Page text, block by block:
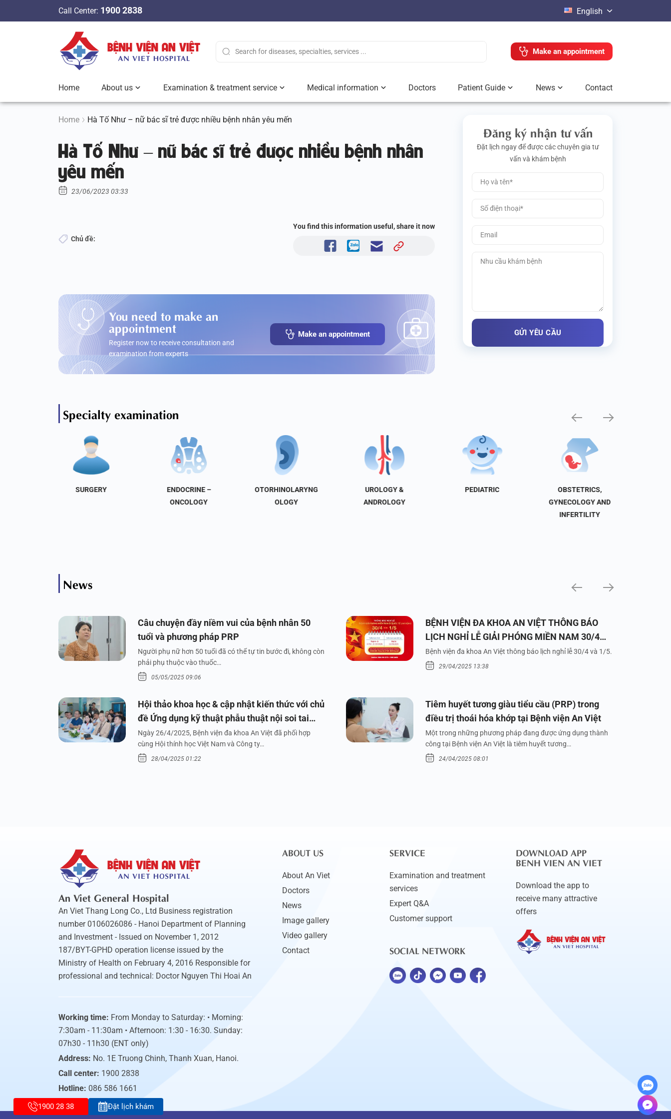
n
Call Center: 1900 2838 English
Make an appointment
Home About us Examination & treatment service Medical information Doctors Patient Guide News Contact
Home Hà Tố Như – nữ bác sĩ trẻ được nhiều bệnh nhân yêu mến
Hà Tố Như – nữ bác sĩ trẻ được nhiều bệnh nhân
yêu mến
23/06/2023 03:33
Chủ đề:
You find this information useful, share it now
You need to make an
appointment
Register now to receive consultation and
examination from experts
Make an appointment
Đăng ký nhận tư vấn
Đặt lịch ngay để được các chuyên gia tư
vấn và khám bệnh
Specialty examination
SURGERY
ENDOCRINE –
ONCOLOGY
OTORHINOLARYNG
OLOGY
UROLOGY &
ANDROLOGY
PEDIATRIC
OBSTETRICS,
GYNECOLOGY AND
INFERTILITY
News
Câu chuyện đầy niềm vui của bệnh nhân 50
tuổi và phương pháp PRP
Người phụ nữ hơn 50 tuổi đã có thể tự tin bước đi, không còn
phải phụ thuộc vào thuốc…
05/05/2025 09:06
BỆNH VIỆN ĐA KHOA AN VIỆT THÔNG BÁO
LỊCH NGHỈ LỄ GIẢI PHÓNG MIỀN NAM 30/4
VÀ QUỐC TẾ LAO ĐỘNG 1/5/2025
Bệnh viện đa khoa An Việt thông báo lịch nghỉ lễ 30/4 và 1/5.
29/04/2025 13:38
Hội thảo khoa học & cập nhật kiến thức với chủ
đề Ứng dụng kỹ thuật phẫu thuật nội soi tai
dưới nước
Ngày 26/4/2025, Bệnh viện đa khoa An Việt đã phối hợp
cùng Hội thính học Việt Nam và Công ty…
28/04/2025 01:22
Tiêm huyết tương giàu tiểu cầu (PRP) trong
điều trị thoái hóa khớp tại Bệnh viện An Việt
Một trong những phương pháp đang được ứng dụng thành
công tại Bệnh viện An Việt là tiêm huyết tương…
24/04/2025 08:01
An Viet General Hospital
An Viet Thang Long Co., Ltd Business registration
number 0106026086 - Hanoi Department of Planning
and Investment - Issued on November 1, 2012
187/BYT-GPHD operation license issued by the
Ministry of Health on February 4, 2016 Responsible for
professional and technical: Doctor Nguyen Thi Hoai An
Working time: From Monday to Saturday: • Morning:
7:30am - 11:30am • Afternoon: 1:30 - 16:30. Sunday:
07h30 - 11h30 (ENT only)
Address: No. 1E Truong Chinh, Thanh Xuan, Hanoi.
Call center: 1900 2838
Hotline: 086 586 1661
ABOUT US
About An Viet
Doctors
News
Image gallery
Video gallery
Contact
SERVICE
Examination and treatment
services
Expert Q&A
Customer support
SOCIAL NETWORK
DOWNLOAD APP
BENH VIEN AN VIET
Download the app to
receive many attractive
offers
1900 28 38 Đặt lịch khám